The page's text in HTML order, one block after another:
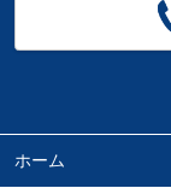
ホーム